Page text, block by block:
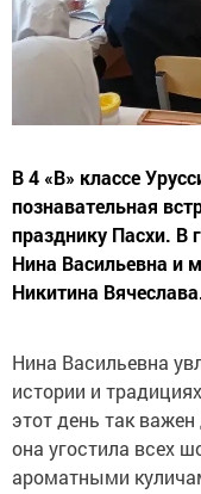
В 4 «В» классе
познавательная
празднику Пасхи. В
Нина Васильевна и
Никитина
Нина Васильевна
истории и
этот день так
она угостила всех
ароматными